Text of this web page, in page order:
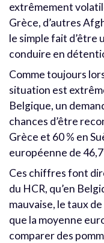
extrêmement
Grèce, d’autres
le simple fait d’être
conduire en
Comme toujours
situation est
Belgique, un
chances d’être
Grèce et 60 % en
européenne de
Ces chiffres font
du HCR, qu’en
mauvaise, le taux
que la moyenne
comparer des